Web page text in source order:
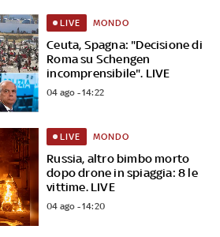
Ceuta, Spagna: "Decisione di
Roma su Schengen
incomprensibile". LIVE
LIVE MONDO
04 ago - 14:22
Russia, altro bimbo morto
dopo drone in spiaggia: 8 le
vittime. LIVE
LIVE MONDO
04 ago - 14:20